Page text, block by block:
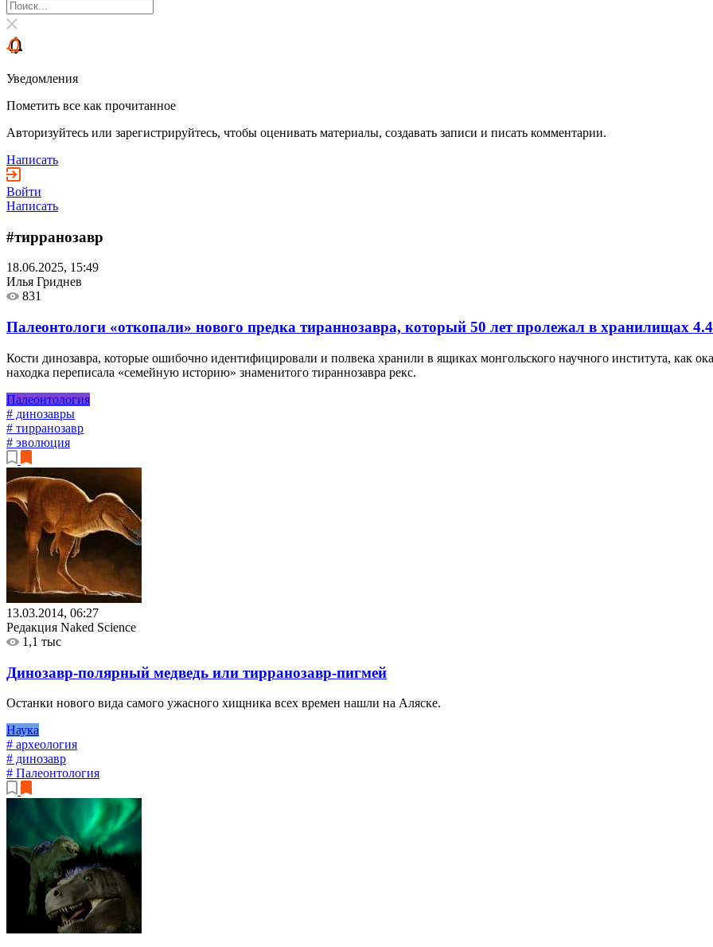
Уведомления
Пометить все как прочитанное
Авторизуйтесь или зарегистрируйтесь, чтобы оценивать материалы, создавать записи и писать комментарии.
Написать
Войти
Написать
#тирранозавр
18.06.2025, 15:49
Илья Гриднев
831
Палеонтологи «откопали» нового предка тираннозавра, который 50 лет пролежал в хранилищах 4.4
Кости динозавра, которые ошибочно идентифицировали и полвека хранили в ящиках монгольского научного института, как
находка переписала «семейную историю» знаменитого тираннозавра рекс.
Палеонтология
# динозавры
# тирранозавр
# эволюция
13.03.2014, 06:27
Редакция Naked Science
1,1 тыс
Динозавр-полярный медведь или тирранозавр-пигмей
Останки нового вида самого ужасного хищника всех времен нашли на Аляске.
Наука
# археология
# динозавр
# Палеонтология